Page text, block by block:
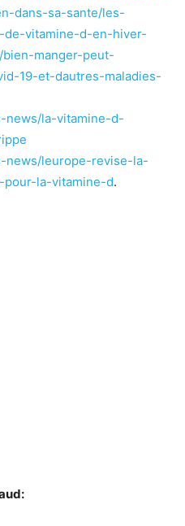
dans-sa-sante/les-
de-vitamine-d-en-hiver-
manger-peut-
19-et-dautres-maladies-
news/la-vitamine-d-
news/leurope-revise-la-
la-vitamine-d.